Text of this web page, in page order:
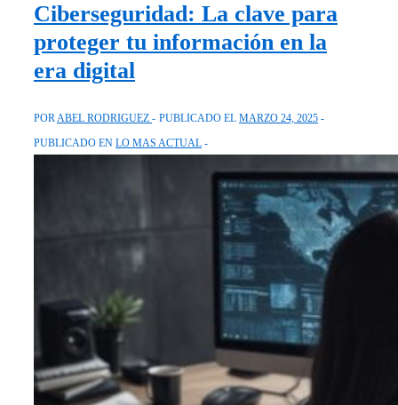
Entorno
Laboral
y
la
Productividad
Ciberseguridad: La clave para
proteger tu información en la
era digital
POR ABEL RODRIGUEZ PUBLICADO EL MARZO 24, 2025
PUBLICADO EN LO MAS ACTUAL